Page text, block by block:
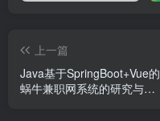
上一篇
Java基于SpringBoot+Vue的
蜗牛兼职网系统的研究与实